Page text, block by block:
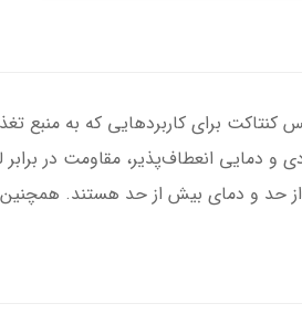
دمایی انعطاف‌پذیر، مقاومت در